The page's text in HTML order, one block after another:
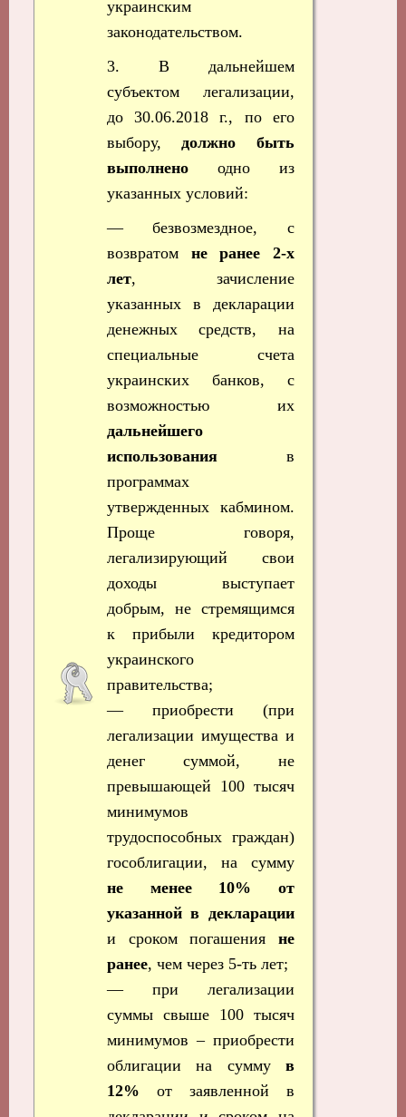
украинским
законодательством.
3. В дальнейшем
субъектом легализации,
до 30.06.2018 г., по его
выбору, должно быть
выполнено одно из
указанных условий:
— безвозмездное, с
возвратом не ранее 2-х
лет, зачисление
указанных в декларации
денежных средств, на
специальные счета
украинских банков, с
возможностью их
дальнейшего
использования в
программах
утвержденных кабмином.
Проще говоря,
легализирующий свои
доходы выступает
добрым, не стремящимся
к прибыли кредитором
украинского
правительства;
— приобрести (при
легализации имущества и
денег суммой, не
превышающей 100 тысяч
минимумов
трудоспособных граждан)
гособлигации, на сумму
не менее 10% от
указанной в декларации
и сроком погашения не
ранее, чем через 5-ть лет;
— при легализации
суммы свыше 100 тысяч
минимумов – приобрести
облигации на сумму в
12% от заявленной в